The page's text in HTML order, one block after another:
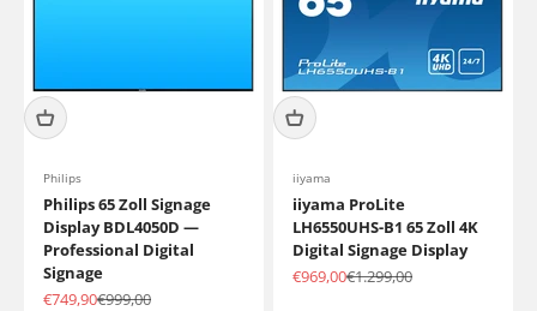
Philips
Philips 65 Zoll Signage
Display BDL4050D —
Professional Digital
Signage
Angebot
€749,90Regulärer Preis
€999,00
iiyama
iiyama ProLite
LH6550UHS-B1 65 Zoll 4K
Digital Signage Display
Angebot
€969,00Regulärer Preis
€1.299,00